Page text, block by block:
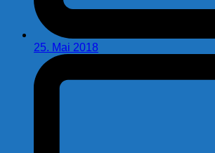
25. Mai 2018